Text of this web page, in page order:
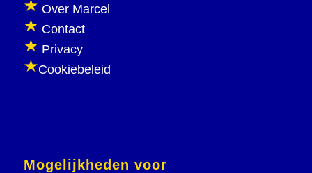
Over Marcel
Contact
Privacy
Cookiebeleid
Mogelijkheden voor